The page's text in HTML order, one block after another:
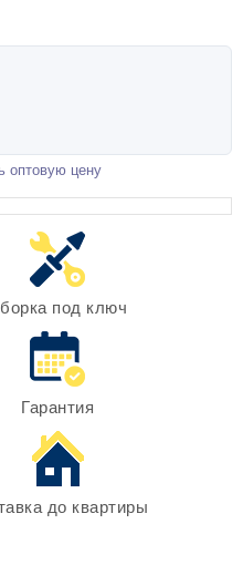
оптовую цену
под ключ
Гарантия
до квартиры